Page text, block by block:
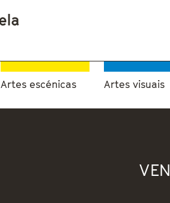
Artes escénicas Artes visuais